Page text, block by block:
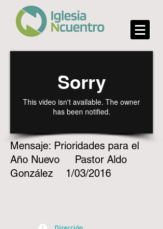
Mensaje: Prioridades para el
Año Nuevo Pastor Aldo
González
1/03/2016